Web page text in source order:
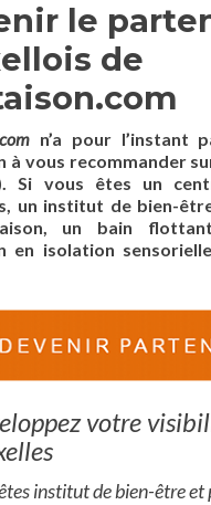
le
de
n’a pour l’instant
à vous recommander
Si vous êtes un
un institut de bien-
un bain
en isolation
votre
institut de bien-être et